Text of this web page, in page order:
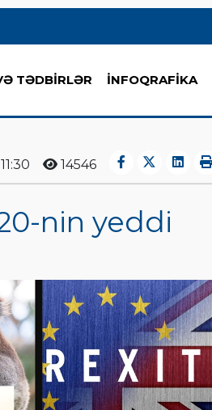
TƏDBİRLƏR İNFOQRAFİKA
14546
nin yeddi